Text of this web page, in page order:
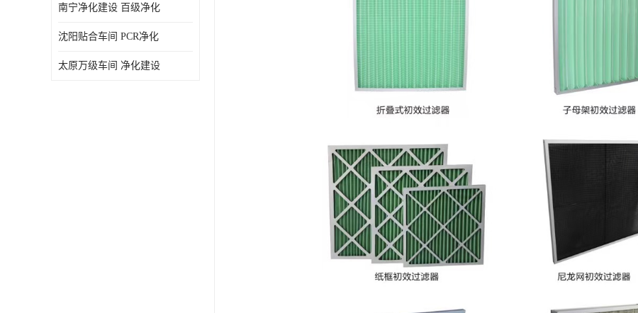
南宁净化建设 百级净化
沈阳贴合车间 PCR净化
太原万级车间 净化建设